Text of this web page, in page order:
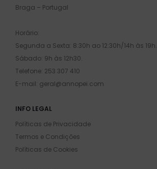
Braga – Portugal
Horário:
Segunda a Sexta: 8:30h ao 12:30h/14h às 19h.
Sábado: 9h às 12h30.
Telefone: 253 307 410
E-mail: geral@annopei.com
INFO LEGAL
Políticas de Privacidade
Termos e Condições
Políticas de Cookies